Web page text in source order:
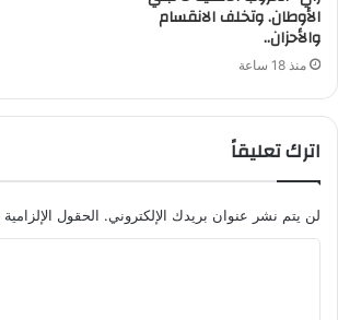
الأوطان. وتخلف الانقسام
والأحزان..
منذ 18 ساعة
اترك تعليقاً
لن يتم نشر عنوان بريدك الإلكتروني. الحقول